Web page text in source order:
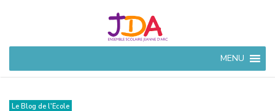
D'ARC
MENU
Le Blog de l'Ecole